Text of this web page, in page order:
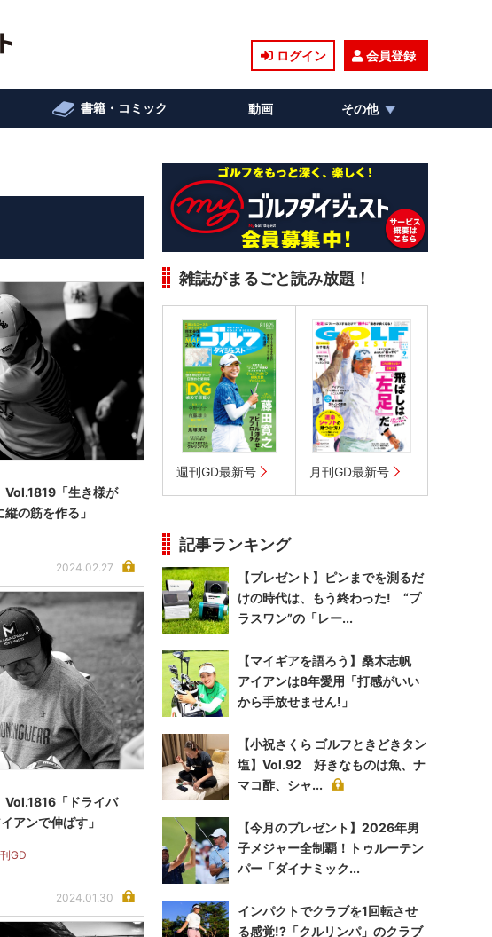
ログイン 会員登録
書籍・コミック 動画 その他
Vol.1819「生き様が
の筋を作る」
2024.02.27
Vol.1816「ドライバ
アンで伸ばす」
GD
2024.01.30
雑誌がまるごと読み放題！
週刊GD最新号 月刊GD最新号
記事ランキング
【プレゼント】ピンまでを測るだ
けの時代は、もう終わった! “プ
ラスワン”の「レー...
【マイギアを語ろう】桑木志帆
アイアンは8年愛用「打感がいい
から手放せません!」
【小祝さくら ゴルフときどきタン
塩】Vol.92 好きなものは魚、ナ
マコ酢、シャ...
【今月のプレゼント】2026年男
子メジャー全制覇！トゥルーテン
パー「ダイナミック...
インパクトでクラブを1回転させ
る感覚!?「クルリンパ」のクラブ